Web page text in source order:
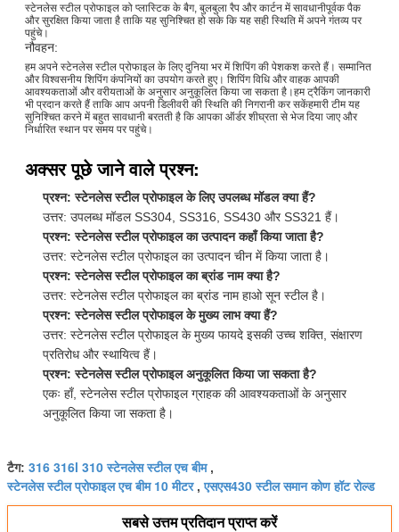
स्टेनलेस स्टील प्रोफाइल को प्लास्टिक के बैग, बुलबुला रैप और कार्टन में सावधानीपूर्वक पैक
और सुरक्षित किया जाता है ताकि यह सुनिश्चित हो सके कि यह सही स्थिति में अपने गंतव्य पर
पहुंचे।
नौवहन:
हम अपने स्टेनलेस स्टील प्रोफाइल के लिए दुनिया भर में शिपिंग की पेशकश करते हैं। सम्मानित
और विश्वसनीय शिपिंग कंपनियों का उपयोग करते हुए। शिपिंग विधि और वाहक आपकी
आवश्यकताओं और वरीयताओं के अनुसार अनुकूलित किया जा सकता है।हम ट्रैकिंग जानकारी
भी प्रदान करते हैं ताकि आप अपनी डिलीवरी की स्थिति की निगरानी कर सकेंहमारी टीम यह
सुनिश्चित करने में बहुत सावधानी बरतती है कि आपका ऑर्डर शीघ्रता से भेज दिया जाए और
निर्धारित स्थान पर समय पर पहुंचे।
अक्सर पूछे जाने वाले प्रश्न:
प्रश्न: स्टेनलेस स्टील प्रोफाइल के लिए उपलब्ध मॉडल क्या हैं?
उत्तर: उपलब्ध मॉडल SS304, SS316, SS430 और SS321 हैं।
प्रश्न: स्टेनलेस स्टील प्रोफाइल का उत्पादन कहाँ किया जाता है?
उत्तर: स्टेनलेस स्टील प्रोफाइल का उत्पादन चीन में किया जाता है।
प्रश्न: स्टेनलेस स्टील प्रोफाइल का ब्रांड नाम क्या है?
उत्तर: स्टेनलेस स्टील प्रोफाइल का ब्रांड नाम हाओ सून स्टील है।
प्रश्न: स्टेनलेस स्टील प्रोफाइल के मुख्य लाभ क्या हैं?
उत्तर: स्टेनलेस स्टील प्रोफाइल के मुख्य फायदे इसकी उच्च शक्ति, संक्षारण
प्रतिरोध और स्थायित्व हैं।
प्रश्न: स्टेनलेस स्टील प्रोफाइल अनुकूलित किया जा सकता है?
एकः हाँ, स्टेनलेस स्टील प्रोफाइल ग्राहक की आवश्यकताओं के अनुसार
अनुकूलित किया जा सकता है।
टैग: 316 316l 310 स्टेनलेस स्टील एच बीम,
स्टेनलेस स्टील प्रोफाइल एच बीम 10 मीटर,एसएस430 स्टील समान कोण हॉट रोल्ड
सबसे उत्तम प्रतिदान प्राप्त करें